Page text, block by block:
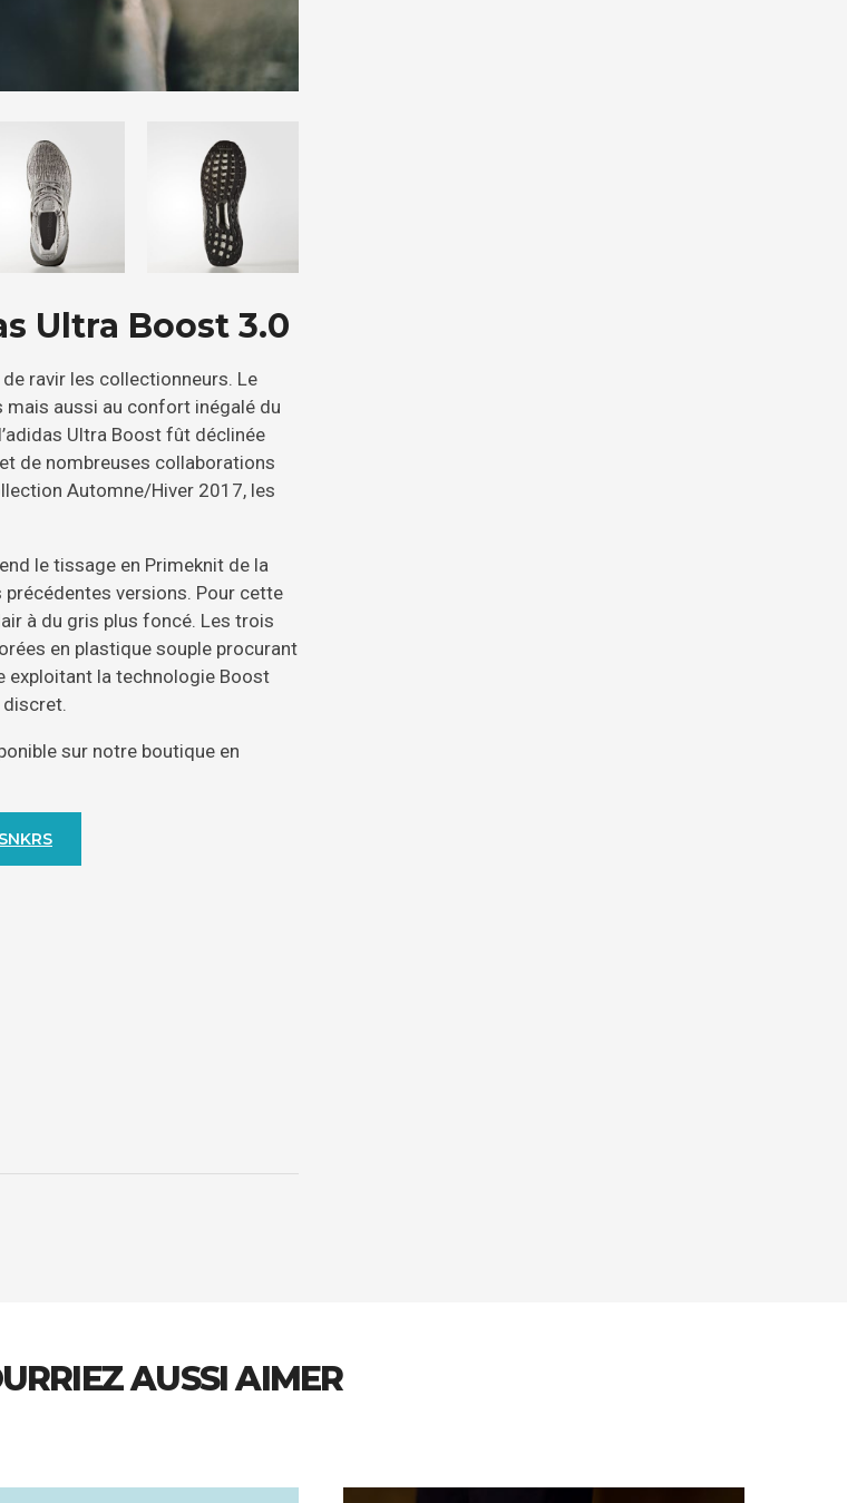
Ultra Boost 3.0
ravir les collectionneurs. Le
aussi au confort inégalé du
Ultra Boost fût déclinée
de nombreuses collaborations
Automne/Hiver 2017, les
le tissage en Primeknit de la
précédentes versions. Pour cette
à du gris plus foncé. Les trois
en plastique souple procurant
exploitant la technologie Boost
discret.
sur notre boutique en
AUSSI AIMER